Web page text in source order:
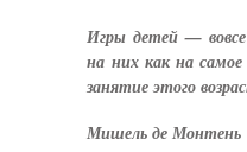
Игры детей —
на них как на самое
занятие этого
Мишель де Монтень